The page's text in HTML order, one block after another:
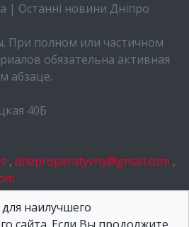
| Останні новини Дніпро
При полном или частичном
обязательна активная
абзаце.
40Б
, dneproperatyvny@gmail.com ,
наилучшего